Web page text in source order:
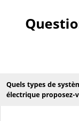
Quels types de
électrique proposez-